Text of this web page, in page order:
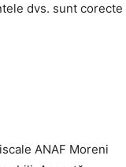
dvs. sunt corecte
ANAF Moreni